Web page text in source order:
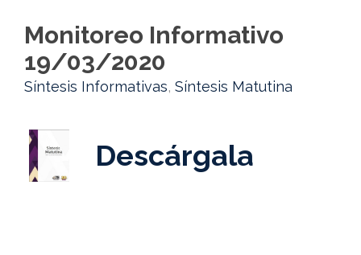
Monitoreo Informativo
19/03/2020
Síntesis Informativas, Síntesis Matutina
Descárgala